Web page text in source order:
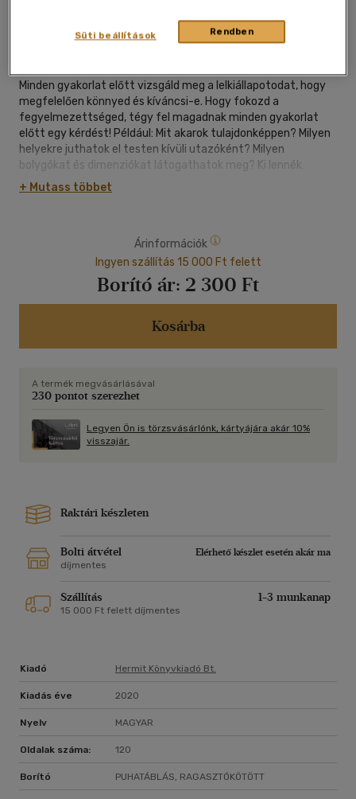
Hermit Könyvkiadó Bt.|2020 magyar nyelvű
Minden gyakorlat előtt vizsgáld meg a lelkiállapotodat, hogy
megfelelően könnyed és kíváncsi-e. Hogy fokozd a
fegyelmezettséged, tégy fel magadnak minden gyakorlat
előtt egy kérdést! Például: Mit akarok tulajdonképpen? Milyen
helyekre juthatok el testen kívüli utazóként? Milyen
bolygókat és dimenziókat látogathatok meg? Ki lennék
szívesen? Sosem késő az lenni, aki mindig is akartál lenni!
+ Mutass többet
Árinformációk
Ingyen szállítás 15 000 Ft felett
Borító ár: 2 300 Ft
Kosárba
A termék megvásárlásával
230 pontot szerezhet
Legyen Ön is törzsvásárlónk, kártyájára akár 10%
visszajár.
Raktári készleten
Bolti átvétel
Elérhető készlet esetén akár ma
díjmentes
Szállítás 1-3 munkanap
15 000 Ft felett díjmentes
Kiadó Hermit Könyvkiadó Bt.
Kiadás éve 2020
Nyelv MAGYAR
Oldalak száma: 120
Borító PUHATÁBLÁS, RAGASZTÓKÖTÖTT
Rendben
Süti beállítások